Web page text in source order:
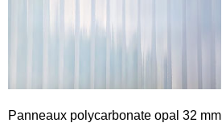
Panneaux polycarbonate opal 32 mm